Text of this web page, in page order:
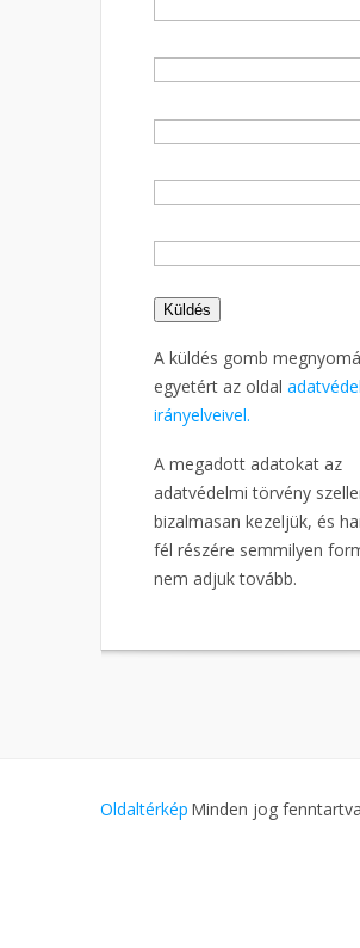
A küldés gomb
egyetért az oldal
irányelveivel.
Alternative:
A megadott adatokat az
adatvédelmi törvény
bizalmasan kezeljük, és
fél részére semmilyen
nem adjuk tovább.
Oldaltérkép Minden jog